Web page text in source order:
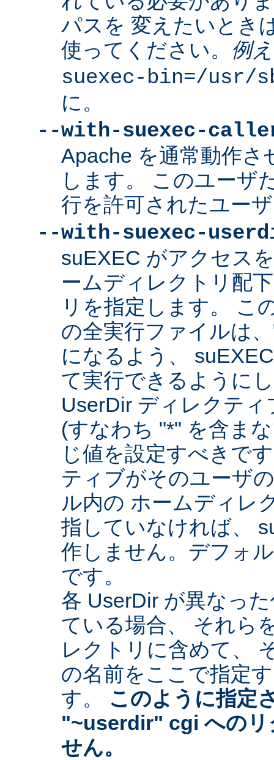
パスを 変えたいとき
使ってください。 例
suexec-bin=/usr/
に。
--with-suexec-
Apache を通常動作さ
します。 このユーザ
行を許可されたユー
--with-suexec-
suEXEC がアクセス
ームディレクトリ配
リを指定します。 こ
の全実行ファイルは
になるよう、
て実行できるように
UserDir ディレクテ
(すなわち "*" を含ま
じ値を設定すべきで
ティブがそのユーザ
ル内の ホームディレ
指していなければ、
作しません。デフォ
です。
各 UserDir が異なっ
ている場合、 それら
レクトリに含めて、
の名前をここで指定
す。 このように指定
"~userdir" cgi へのリ
せん。